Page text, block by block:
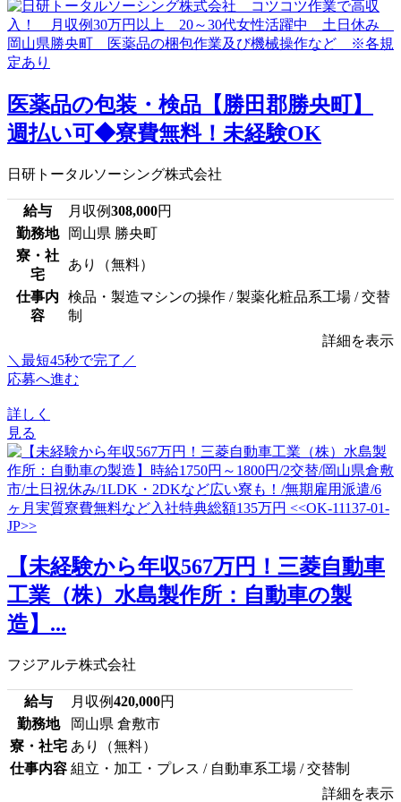
医薬品の包装・検品【勝田郡勝央町】
週払い可◆寮費無料！未経験OK
日研トータルソーシング株式会社
給与 月収例308,000円
勤務地
岡山県 勝央町
寮・社
宅
あり（無料）
仕事内
容
検品・製造マシンの操作 / 製薬化粧品系工場 / 交替
制
詳細を表示
＼最短45秒で完了／
応募へ進む
詳しく
見る
【未経験から年収567万円！三菱自動車
工業（株）水島製作所：自動車の製
造】...
フジアルテ株式会社
給与 月収例420,000円
勤務地
岡山県 倉敷市
寮・社宅 あり（無料）
仕事内容 組立・加工・プレス / 自動車系工場 / 交替制
詳細を表示